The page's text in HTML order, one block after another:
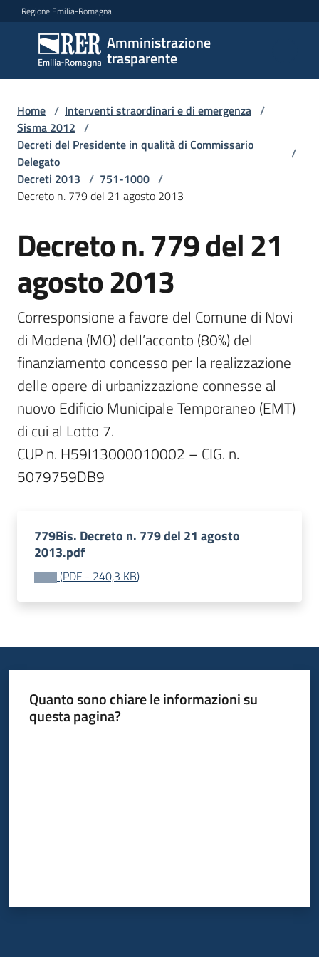
Vai al contenuto
Vai alla navigazione
Vai al footer
Regione Emilia-Romagna
Amministrazione
trasparente
Amministrazione
trasparente
Sottosezioni
Accesso
Home / Interventi straordinari e di emergenza /
Sisma 2012 /
Decreti del Presidente in qualità di Commissario
Delegato
/
Decreti 2013 / 751-1000 /
Decreto n. 779 del 21 agosto 2013
Decreto n. 779 del 21
agosto 2013
Corresponsione a favore del Comune di Novi
di Modena (MO) dell’acconto (80%) del
finanziamento concesso per la realizzazione
delle opere di urbanizzazione connesse al
nuovo Edificio Municipale Temporaneo (EMT)
di cui al Lotto 7.
CUP n. H59I13000010002 – CIG. n.
779Bis. Decreto n. 779 del 21 agosto
2013.pdf
(PDF - 240,3 KB)
Quanto sono chiare le informazioni su
questa pagina?